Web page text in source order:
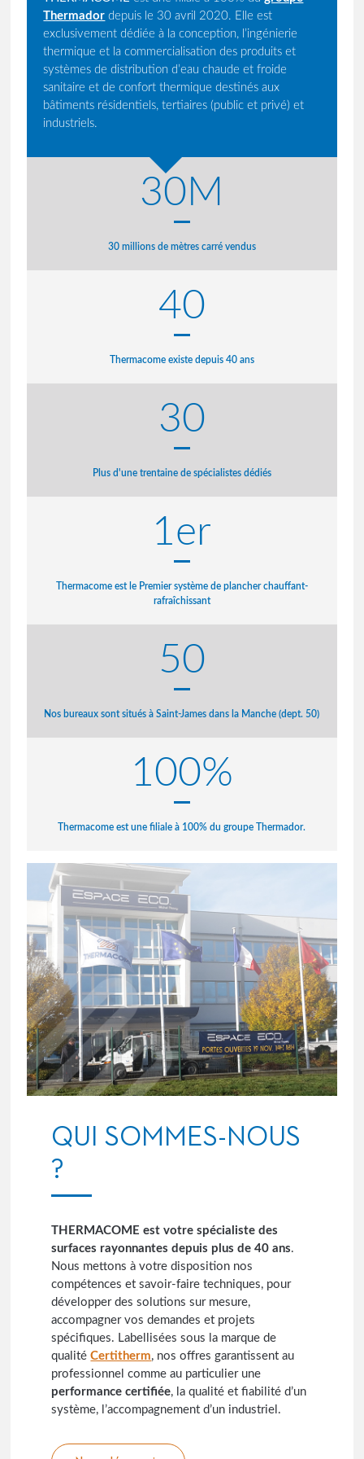
Thermador depuis le 30 avril 2020. Elle est
exclusivement dédiée à la conception, l’ingénierie
thermique et la commercialisation des produits et
systèmes de distribution d’eau chaude et froide
sanitaire et de confort thermique destinés aux
bâtiments résidentiels, tertiaires (public et privé) et
industriels.
30M
30 millions de mètres carré vendus
40
Thermacome existe depuis 40 ans
30
Plus d'une trentaine de spécialistes dédiés
1er
Thermacome est le Premier système de plancher chauffant-
rafraîchissant
50
Nos bureaux sont situés à Saint-James dans la Manche (dept. 50)
100%
Thermacome est une filiale à 100% du groupe Thermador.
QUI SOMMES-NOUS
?
THERMACOME est votre spécialiste des
surfaces rayonnantes depuis plus de 40 ans.
Nous mettons à votre disposition nos
compétences et savoir-faire techniques, pour
développer des solutions sur mesure,
accompagner vos demandes et projets
spécifiques. Labellisées sous la marque de
qualitéCertitherm, nos offres garantissent au
professionnel comme au particulier une
performance certifiée, la qualité et fiabilité d’un
système, l’accompagnement d’un industriel.